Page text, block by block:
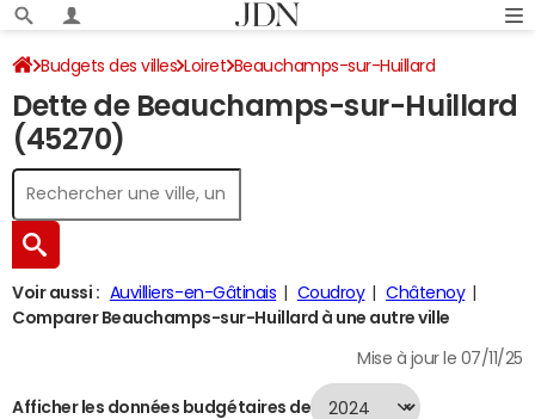
Budgets des villes Loiret Beauchamps-sur-Huillard
Dette au 31/12/2024
Dette de Beauchamps-sur-Huillard
(45270)
Voir aussi : Auvilliers-en-Gâtinais Coudroy
Châtenoy
Comparer Beauchamps-sur-Huillard à une autre ville
Mise à jour le 07/11/25
Afficher les données budgétaires de